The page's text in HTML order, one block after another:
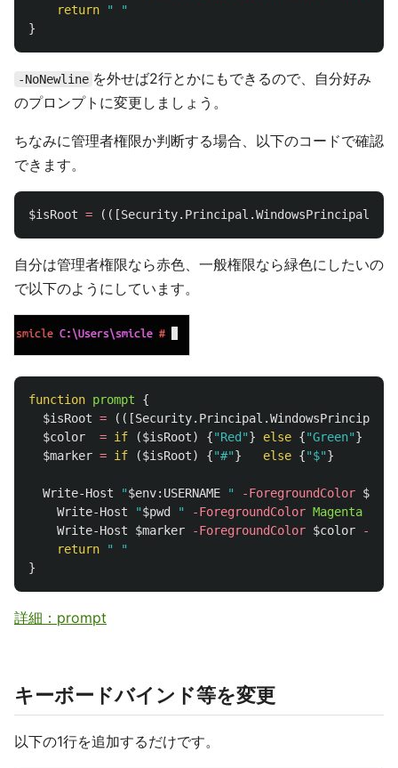
return
" "
}
-NoNewline を外せば2行とかにもできるので、自分好み
のプロンプトに変更しましょう。
ちなみに管理者権限か判断する場合、以下のコードで確認
できます。
$isRoot = (([Security.Principal.WindowsPrincipal
自分は管理者権限なら赤色、一般権限なら緑色にしたいの
で以下のようにしています。
function prompt
{
$isRoot = (([Security.Principal.WindowsPrincipal
$color
= if ($isRoot) {"Red"} else {"Green"}
$marker = if ($isRoot) {"#"} else {"$"}
Write-Host "$env: USERNAME " -ForegroundColor
Write-Host
"$pwd " -ForegroundColor Magenta
Write-Host
$marker -ForegroundColor $color
-
return
" "
}
詳細：prompt
キーボードバインド等を変更
以下の1行を追加するだけです。